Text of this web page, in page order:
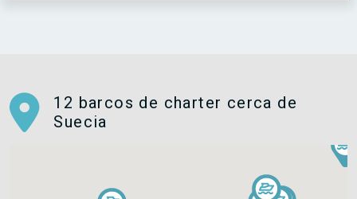
12 barcos de charter cerca de
Suecia